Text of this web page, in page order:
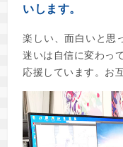
いします。
楽しい、面白いと思
迷いは自信に変わっ
応援しています。お